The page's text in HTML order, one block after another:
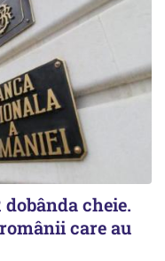
dobânda cheie.
care au